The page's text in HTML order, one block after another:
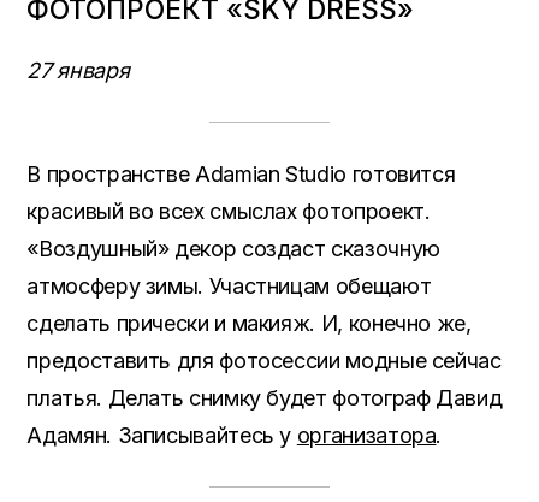
ФОТОПРОЕКТ «SKY DRESS»
27 января
В пространстве Adamian Studio готовится
красивый во всех смыслах фотопроект.
«Воздушный» декор создаст сказочную
атмосферу зимы. Участницам обещают
сделать прически и макияж. И, конечно же,
предоставить для фотосессии модные сейчас
платья. Делать снимку будет фотограф Давид
Адамян. Записывайтесь у организатора.